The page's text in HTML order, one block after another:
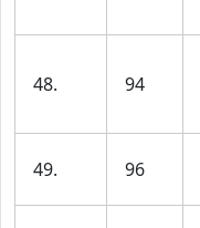
48. 94
49. 96